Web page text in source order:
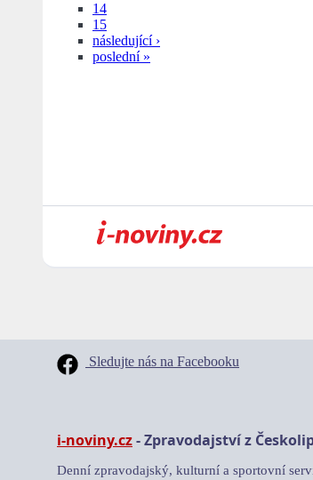
14
15
následující ›
poslední »
Sledujte nás na Facebooku
i-noviny.cz- Zpravodajství z
Denní zpravodajský, kulturní a sportovní